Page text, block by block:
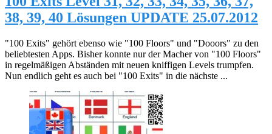
38, 39, 40 Lösungen UPDATE 25.07.2012
"100 Exits" gehört ebenso wie "100 Floors" und "Dooors" zu den
beliebtesten Apps. Bisher konnte nur der Macher von "100 Floors"
in regelmäßigen Abständen mit neuen kniffigen Levels trumpfen.
Nun endlich geht es auch bei "100 Exits" in die nächste ...